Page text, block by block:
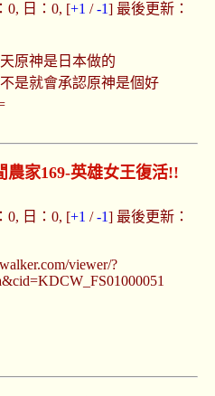
0, 日：0, [+1 /-1] 最後更新：
原神是日本做的
是就會承認原神是個好
農家169-英雄女王復活!!
0, 日：0, [+1 /-1] 最後更新：
viewer/?